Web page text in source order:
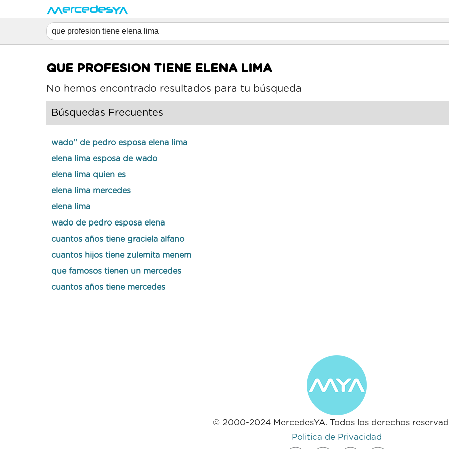
QUE PROFESION TIENE ELENA LIMA
No hemos encontrado resultados para tu búsqueda
Búsquedas Frecuentes
wado'' de pedro esposa elena lima
elena lima esposa de wado
elena lima quien es
elena lima mercedes
elena lima
wado de pedro esposa elena
cuantos años tiene graciela alfano
cuantos hijos tiene zulemita menem
que famosos tienen un mercedes
cuantos años tiene mercedes
© 2000-2024 MercedesYA. Todos los derechos
Politica de Privacidad